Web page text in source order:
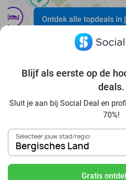
Blijf als eerste op de
deals.
Sluit je aan bij Social Deal en
70%!
Selecteer jouw stad/regio:
Bergisches Land
Gratis
Ontdek alle topdeals in
Voordelig genieten in
In die Sauna in Bergisches Land
Tagesausflug zum Movie Park
Bergisches Land aus
Frühstück & Mittagessen in
Reise von Bergisches Land aus